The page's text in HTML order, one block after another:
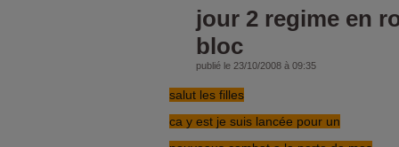
jour 2 regime en
bloc
publié le 23/10/2008 à 09:35
salut les filles
ca y est je suis lancée pour un